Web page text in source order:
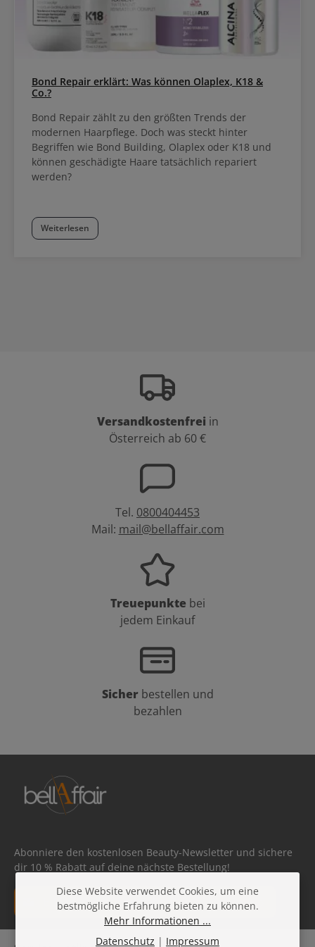
Bond Repair erklärt: Was können Olaplex, K18 &
Co.?
Bond Repair zählt zu den größten Trends der
modernen Haarpflege. Doch was steckt hinter
Begriffen wie Bond Building, Olaplex oder K18 und
können geschädigte Haare tatsächlich repariert
werden?
Weiterlesen
Versandkostenfrei in
Österreich ab 60 €
Tel. 0800404453
Mail: mail@bellaffair.com
Treuepunkte bei
jedem Einkauf
Sicher bestellen und
bezahlen
Abonniere den kostenlosen Beauty-Newsletter und sichere
dir 10 % Rabatt auf deine nächste Bestellung!
E-Mail-Adresse*
Datenschutz
Die mit einem Stern (*) markierten Felder sind
Diese Website verwendet Cookies, um eine
bestmögliche Erfahrung bieten zu können.
Mehr Informationen ...
Datenschutz | Impressum